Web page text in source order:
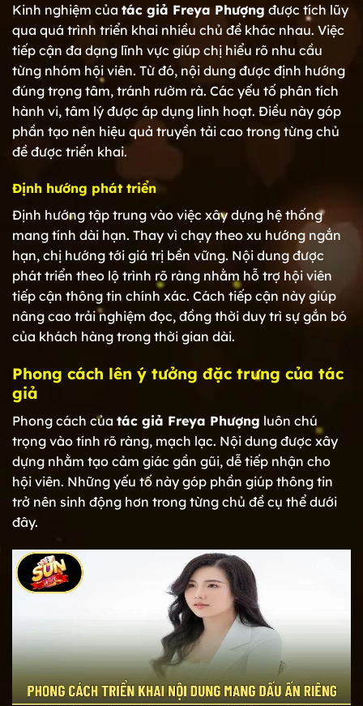
Kinh nghiệm của tác giả Freya Phượng được tích lũy
qua quá trình triển khai nhiều chủ đề khác nhau. Việc
tiếp cận đa dạng lĩnh vực giúp chị hiểu rõ nhu cầu
từng nhóm hội viên. Từ đó, nội dung được định hướng
đúng trọng tâm, tránh rườm rà. Các yếu tố phân tích
hành vi, tâm lý được áp dụng linh hoạt. Điều này góp
phần tạo nên hiệu quả truyền tải cao trong từng chủ
đề được triển khai.
Định hướng phát triển
Định hướng tập trung vào việc xây dựng hệ thống
mang tính dài hạn. Thay vì chạy theo xu hướng ngắn
hạn, chị hướng tới giá trị bền vững. Nội dung được
phát triển theo lộ trình rõ ràng nhằm hỗ trợ hội viên
tiếp cận thông tin chính xác. Cách tiếp cận này giúp
nâng cao trải nghiệm đọc, đồng thời duy trì sự gắn bó
của khách hàng trong thời gian dài.
Phong cách lên ý tưởng đặc trưng của tác
giả
Phong cách của tác giả Freya Phượng luôn chú
trọng vào tính rõ ràng, mạch lạc. Nội dung được xây
dựng nhằm tạo cảm giác gần gũi, dễ tiếp nhận cho
hội viên. Những yếu tố này góp phần giúp thông tin
trở nên sinh động hơn trong từng chủ đề cụ thể dưới
đây.